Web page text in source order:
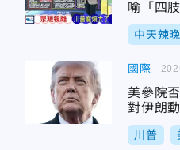
喻「四
中天辣
國際
美參院
對伊朗
川普